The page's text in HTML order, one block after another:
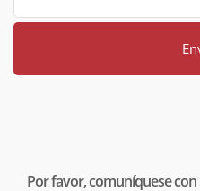
Por favor, comuníquese